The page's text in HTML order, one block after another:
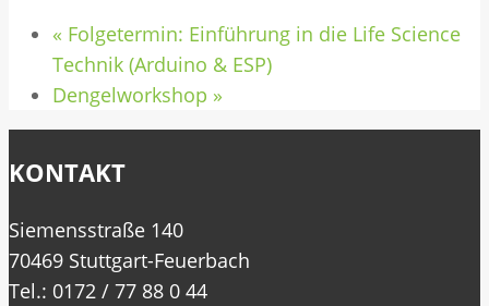
« Folgetermin: Einführung in die Life Science
Technik (Arduino & ESP)
Dengelworkshop »
KONTAKT
Siemensstraße 140
70469 Stuttgart-Feuerbach
Tel.: 0172 / 77 88 0 44